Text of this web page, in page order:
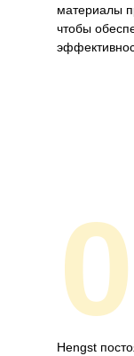
материалы
чтобы
Hengst